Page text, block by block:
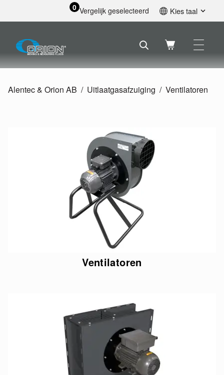
0 Vergelijk geselecteerd Kies taal
Svenska
Français
Nederlands
Deutsch
Alentec & Orion AB Uitlaatgasafzuiging Ventilatoren
Ventilatoren